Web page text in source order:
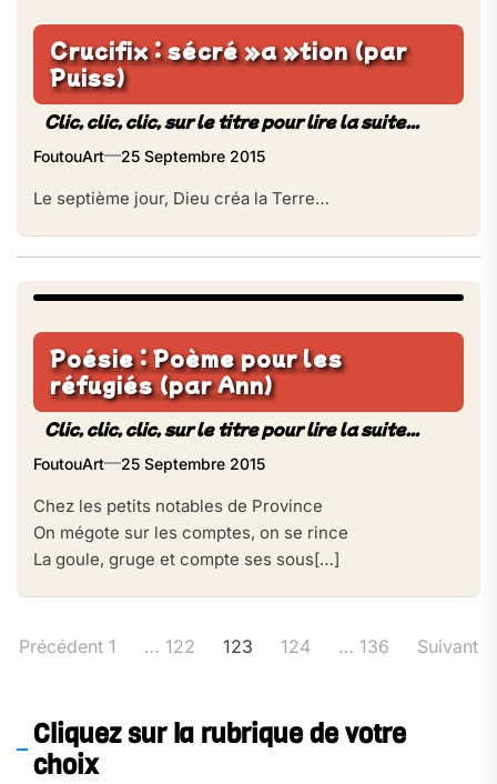
Crucifix : sécré »a »tion (par
Puiss)
FoutouArt 25 Septembre 2015
Le septième jour, Dieu créa la Terre…
Poésie : Poème pour les
réfugiés (par Ann)
FoutouArt 25 Septembre 2015
Chez les petits notables de Province
On mégote sur les comptes, on se rince
La goule, gruge et compte ses sous[…]
Pagination
Précédent 1 … 122 123 124 … 136 Suivant
Cliquez sur la rubrique de votre
choix